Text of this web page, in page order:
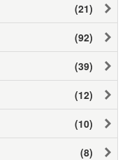
(21)
(92)
(39)
(12)
(10)
(8)